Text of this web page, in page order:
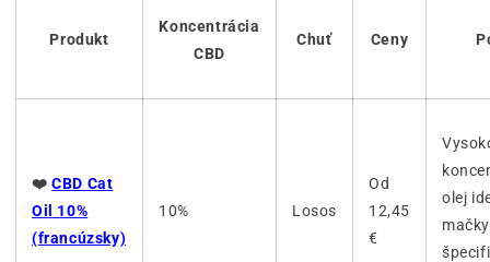
Produkt
Koncentrácia
CBD
Chuť Ceny
❤️ CBD Cat
Oil 10%
(francúzsky)
10% Losos
Od
12,45
€
olej